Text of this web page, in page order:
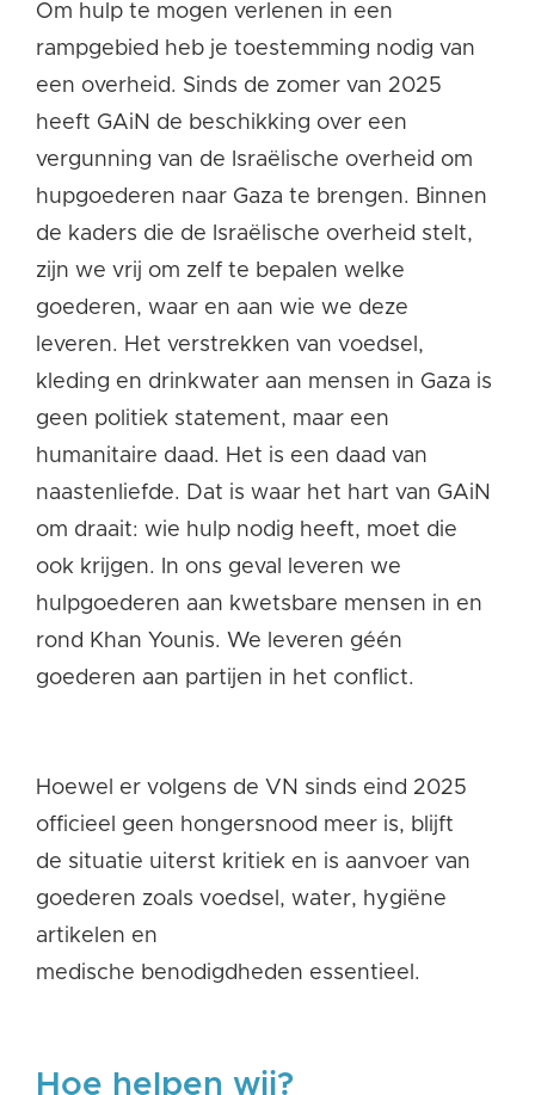
Om hulp te mogen verlenen in een
rampgebied heb je toestemming nodig van
een overheid. Sinds de zomer van 2025
heeft GAiN de beschikking over een
vergunning van de Israëlische overheid om
hupgoederen naar Gaza te brengen. Binnen
de kaders die de Israëlische overheid stelt,
zijn we vrij om zelf te bepalen welke
goederen, waar en aan wie we deze
leveren. Het verstrekken van voedsel,
kleding en drinkwater aan mensen in Gaza is
geen politiek statement, maar een
humanitaire daad. Het is een daad van
naastenliefde. Dat is waar het hart van GAiN
om draait: wie hulp nodig heeft, moet die
ook krijgen. In ons geval leveren we
hulpgoederen aan kwetsbare mensen in en
rond Khan Younis. We leveren géén
goederen aan partijen in het conflict.
Hoewel er volgens de VN sinds eind 2025
officieel geen hongersnood meer is, blijft
de situatie uiterst kritiek en is aanvoer van
goederen zoals voedsel, water, hygiëne
artikelen en
medische benodigdheden essentieel.
Hoe helpen wij?